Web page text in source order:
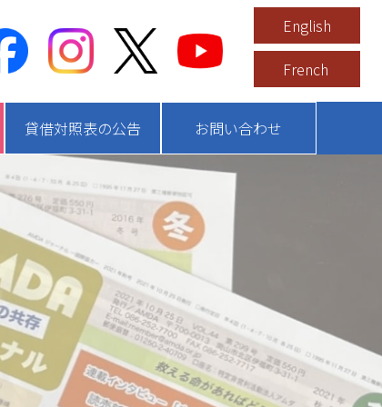
English
French
貸借対照表の公告 お問い合わせ